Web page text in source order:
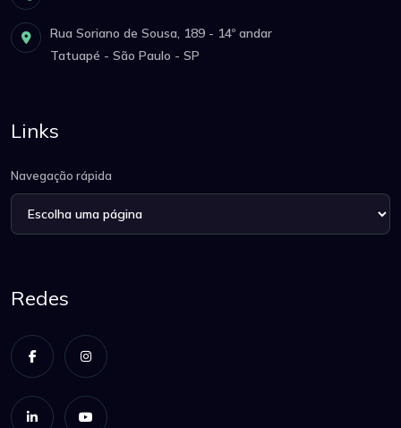
Rua Soriano de Sousa, 189 - 14º andar
Tatuapé - São Paulo - SP
Links
Navegação rápida
Redes